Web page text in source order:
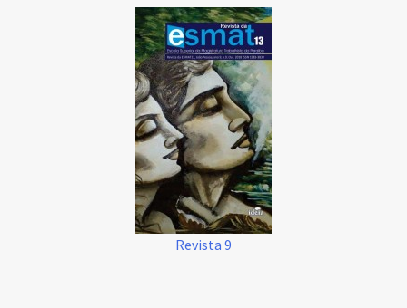
Revista 9